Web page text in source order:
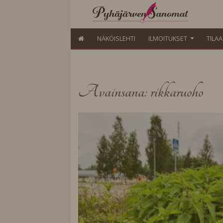
NÄKÖISLEHTI ILMOITUKSET
Avainsana: rikkaruoho